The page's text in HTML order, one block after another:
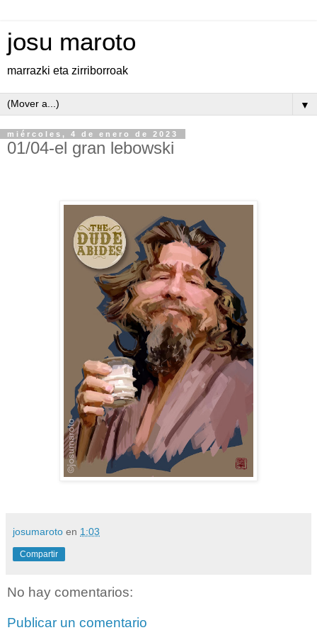
josu maroto
marrazki eta zirriborroak
▼
miércoles, 4 de enero de 2023
01/04-el gran lebowski
josumaroto en 1:03
Compartir
No hay comentarios:
Publicar un comentario